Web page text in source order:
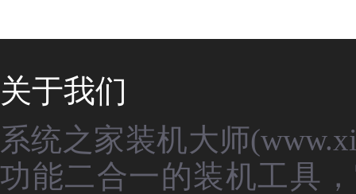
关于我们
系统之家装机大师
功能二合一的装机工具